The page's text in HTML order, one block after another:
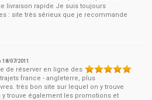
livraison rapide Je suis toujours
: site très sérieux que je recommande
18/07/2011
de réserver en ligne des
france - angleterre, plus
très bon site sur lequel on y trouve
y trouve également les promotions et